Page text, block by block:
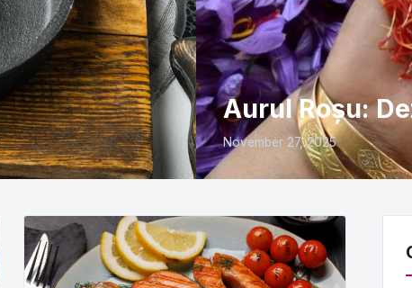
Aurul Roșu:
November 27, 2025